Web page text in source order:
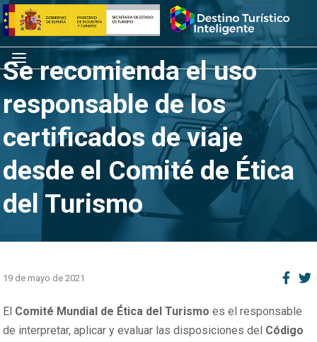
Saltar
al
contenido
Inicio
Menú
Se recomienda el uso
responsable de los
certificados de viaje
desde el Comité de Ética
del Turismo
19 de mayo de 2021
El Comité Mundial de Ética del Turismo es el responsable
de interpretar, aplicar y evaluar las disposiciones del Código